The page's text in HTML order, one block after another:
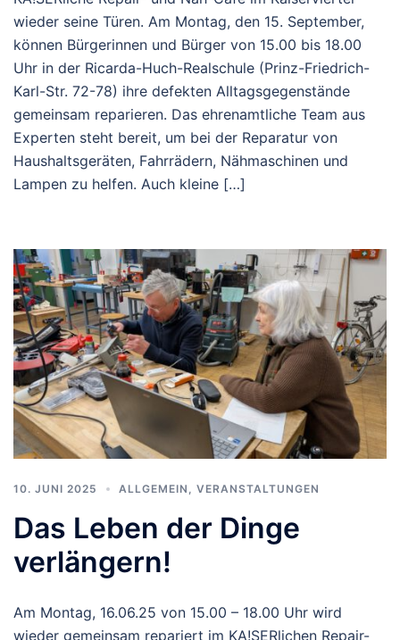
wieder seine Türen. Am Montag, den 15. September,
können Bürgerinnen und Bürger von 15.00 bis 18.00
Uhr in der Ricarda-Huch-Realschule (Prinz-Friedrich-
Karl-Str. 72-78) ihre defekten Alltagsgegenstände
gemeinsam reparieren. Das ehrenamtliche Team aus
Experten steht bereit, um bei der Reparatur von
Haushaltsgeräten, Fahrrädern, Nähmaschinen und
Lampen zu helfen. Auch kleine […]
10. JUNI 2025 ALLGEMEIN VERANSTALTUNGEN
Das Leben der Dinge
verlängern!
Am Montag, 16.06.25 von 15.00 – 18.00 Uhr wird
wieder gemeinsam repariert im KA!SERlichen Repair-